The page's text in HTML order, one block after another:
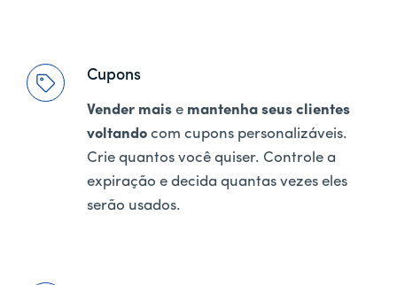
Cupons
Vender mais e mantenha seus clientes
voltando com cupons personalizáveis.
Crie quantos você quiser. Controle a
expiração e decida quantas vezes eles
serão usados.